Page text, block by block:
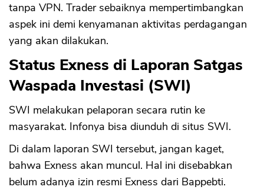
tanpa VPN. Trader sebaiknya mempertimbangkan
aspek ini demi kenyamanan aktivitas perdagangan
yang akan dilakukan.
Status Exness di Laporan Satgas
Waspada Investasi (SWI)
SWI melakukan pelaporan secara rutin ke
masyarakat. Infonya bisa diunduh di situs SWI.
Di dalam laporan SWI tersebut, jangan kaget,
bahwa Exness akan muncul. Hal ini disebabkan
belum adanya izin resmi Exness dari Bappebti.